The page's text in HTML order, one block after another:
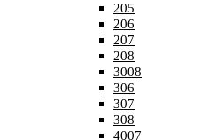
205
206
207
208
3008
306
307
308
4007